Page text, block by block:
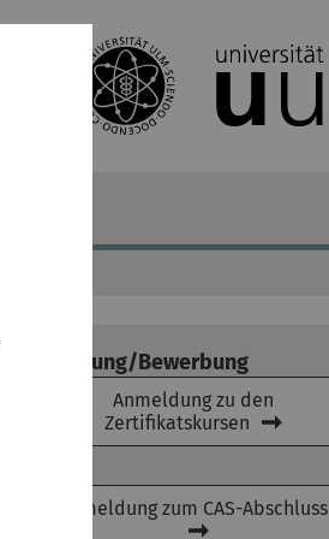
Anmeldung/Bewerbung
Anmeldung zu den
Zertifikatskursen
Anmeldung zum CAS-Abschluss